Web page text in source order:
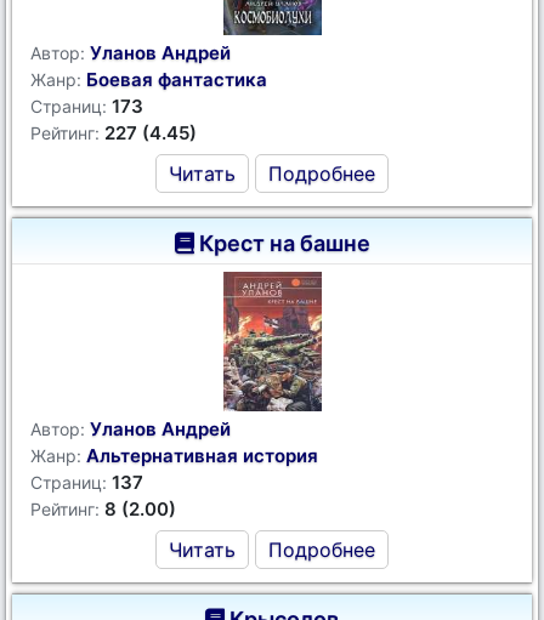
Автор: Уланов Андрей
Жанр: Боевая фантастика
Страниц: 173
Рейтинг: 227 (4.45)
Читать Подробнее
Крест на башне
Автор: Уланов Андрей
Жанр: Альтернативная история
Страниц: 137
Рейтинг: 8 (2.00)
Читать Подробнее